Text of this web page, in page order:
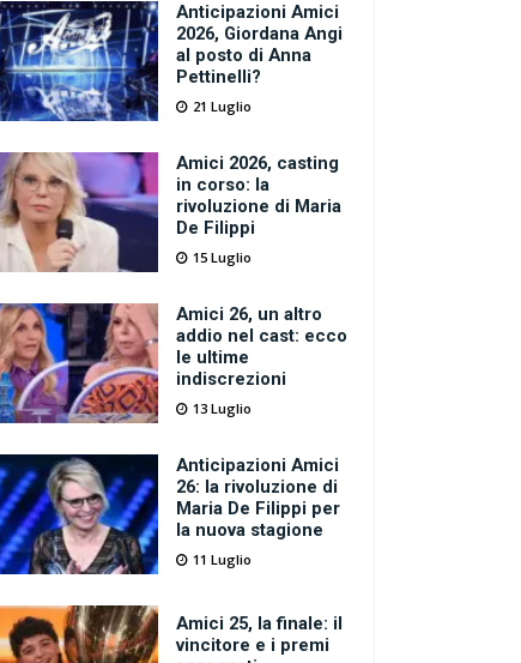
Anticipazioni Amici
2026, Giordana Angi
al posto di Anna
Pettinelli?
21 Luglio
Amici 2026, casting
in corso: la
rivoluzione di Maria
De Filippi
15 Luglio
Amici 26, un altro
addio nel cast: ecco
le ultime
indiscrezioni
13 Luglio
Anticipazioni Amici
26: la rivoluzione di
Maria De Filippi per
la nuova stagione
11 Luglio
Amici 25, la finale: il
vincitore e i premi